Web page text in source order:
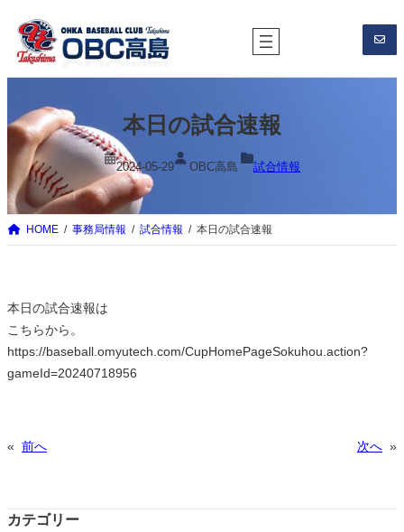
を
ス
ッ
本日の試合速報
2024-05-29 OBC高島 試合情報
HOME 事務局情報 試合情報 本日の試合速報
本日の試合速報は
こちらから。
https://baseball.omyutech.com/CupHomePageSokuhou.action?
gameId=20240718956
« 前へ 次へ »
カテゴリー